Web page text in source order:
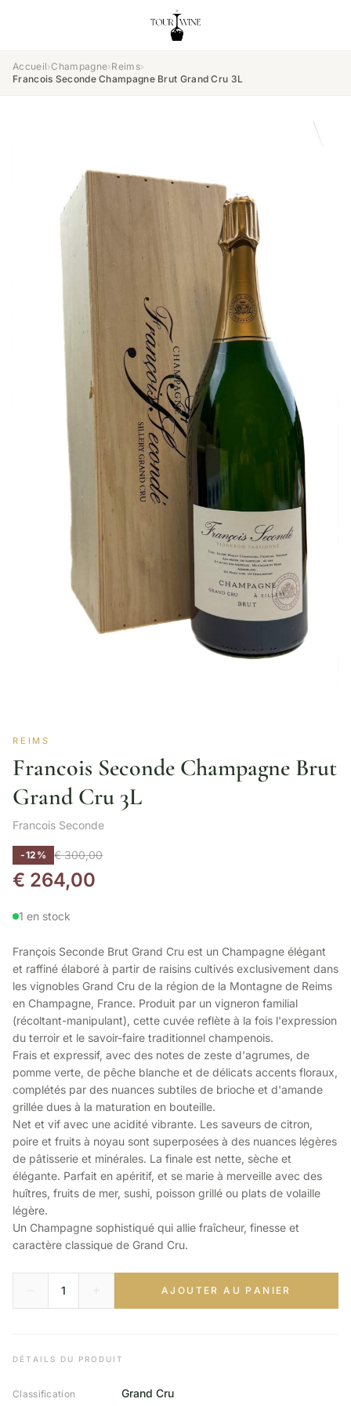
Accueil›Champagne›Reims›
Francois Seconde Champagne Brut Grand Cru 3L
REIMS
Francois Seconde Champagne Brut
Grand Cru 3L
Francois Seconde
-12% €300,00
€ 264,00
1 en stock
François Seconde Brut Grand Cru est un Champagne élégant
et raffiné élaboré à partir de raisins cultivés exclusivement dans
les vignobles Grand Cru de la région de la Montagne de Reims
en Champagne, France. Produit par un vigneron familial
(récoltant-manipulant), cette cuvée reflète à la fois l'expression
du terroir et le savoir-faire traditionnel champenois.
Frais et expressif, avec des notes de zeste d'agrumes, de
pomme verte, de pêche blanche et de délicats accents floraux,
complétés par des nuances subtiles de brioche et d'amande
grillée dues à la maturation en bouteille.
Net et vif avec une acidité vibrante. Les saveurs de citron,
poire et fruits à noyau sont superposées à des nuances légères
de pâtisserie et minérales. La finale est nette, sèche et
élégante. Parfait en apéritif, et se marie à merveille avec des
huîtres, fruits de mer, sushi, poisson grillé ou plats de volaille
légère.
Un Champagne sophistiqué qui allie fraîcheur, finesse et
caractère classique de Grand Cru.
AJOUTER AU PANIER
DÉTAILS DU PRODUIT
Classification Grand Cru